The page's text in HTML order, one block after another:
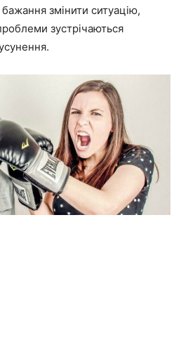
змінити ситуацію,
зустрічаються